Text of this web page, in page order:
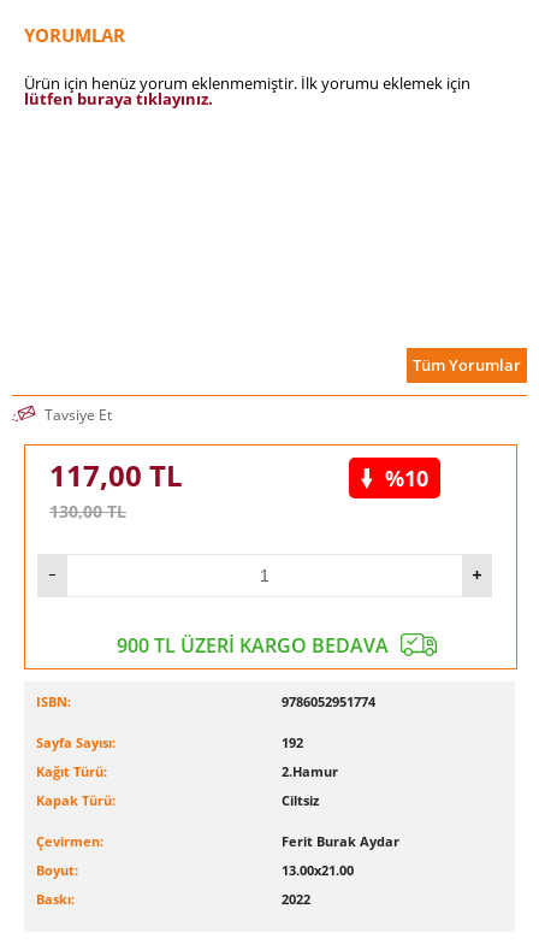
ettiği ustalık dönemin en yetkin eseridir.
YORUMLAR
Ürün için henüz yorum eklenmemiştir. İlk yorumu eklemek için
lütfen buraya tıklayınız.
Tüm Yorumlar
Tavsiye Et
117,00 TL
130,00TL
%10
900 TL ÜZERİ KARGO BEDAVA
ISBN: 9786052951774
Sayfa Sayısı:
192
Kağıt Türü:
2.Hamur
Kapak Türü:
Ciltsiz
Çevirmen:
Ferit Burak Aydar
Boyut:
13.00x21.00
Baskı:
2022